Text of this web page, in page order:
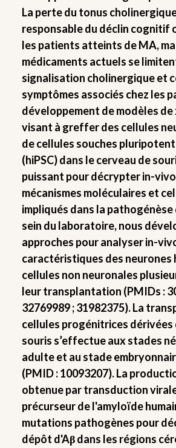
La perte du tonus
responsable du déclin cognitif
les patients atteints de MA,
médicaments actuels se
signalisation cholinergique et
symptômes associés chez les
développement de modèles
visant à greffer des cellules
de cellules souches
(hiPSC) dans le cerveau de
puissant pour décrypter in-
mécanismes moléculaires et
impliqués dans la pathogénèse
sein du laboratoire, nous
approches pour analyser in-
caractéristiques des neurones
cellules non neuronales
leur transplantation (PMIDs :
32769989 ; 31982375). La
cellules progénitrices dérivées
souris s’effectue aux stades
adulte et au stade
(PMID : 10093207). La
obtenue par transduction
précurseur de l'amyloïde
mutations pathogènes pour
dépôt d'Aβ dans les régions